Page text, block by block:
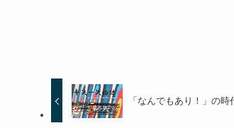
「なんでもあり！」の時